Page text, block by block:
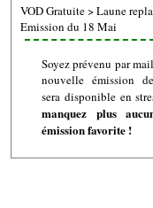
VOD Gratuite>Laune
Emission du 18 Mai
Soyez prévenu par
nouvelle émission
sera disponible en
manquez plus
émission favorite !